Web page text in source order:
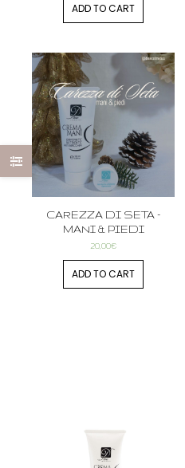
ADD TO CART
CAREZZA DI SETA –
MANI & PIEDI
20,00€
ADD TO CART